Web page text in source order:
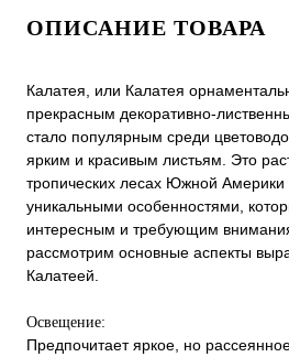
ОПИСАНИЕ ТОВАРА
Калатея, или Калатея
прекрасным декоративно-
стало популярным среди
ярким и красивым листьям. Это
тропических лесах Южной Америки
уникальными особенностями,
интересным и требующим
рассмотрим основные аспекты
Калатеей.
Освещение:
Предпочитает яркое, но